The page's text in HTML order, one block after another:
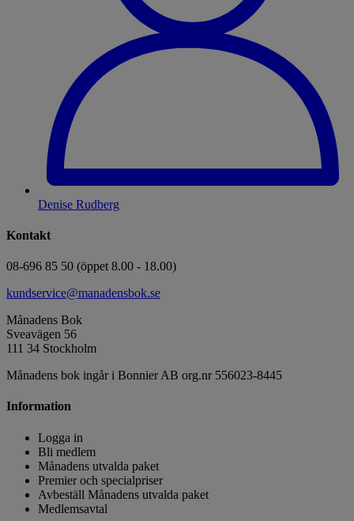
Denise Rudberg
Kontakt
08-696 85 50 (öppet 8.00 - 18.00)
kundservice@manadensbok.se
Månadens Bok
Sveavägen 56
111 34 Stockholm
Månadens bok ingår i Bonnier AB org.nr 556023-8445
Information
Logga in
Bli medlem
Månadens utvalda paket
Premier och specialpriser
Avbeställ Månadens utvalda paket
Medlemsavtal